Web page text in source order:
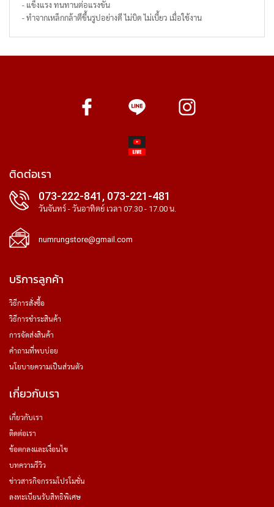
- แข็งแรง ทนทานต่อแรงขัน
- ทำจากเหล็กกล้าตีขึ้นรูปอย่างดี ไม่บิด ไม่เบี้ยว เมื่อใช้งาน
ติดต่อเรา
073-222-841, 073-221-481
วันจันทร์ - วันอาทิตย์ เวลา 07.30 - 17.00 น.
numrungstore@gmail.com
บริการลูกค้า
วิธีการสั่งซื้อ
วิธีการชำระสินค้า
การจัดส่งสินค้า
คำถามที่พบบ่อย
นโยบายความเป็นส่วนตัว
เกี่ยวกับเรา
เกี่ยวกับเรา
ติดต่อเรา
ข้อตกลงและเงื่อนไข
บทความรีวิว
ข่าวสารกิจกรรมโปรโมชั่น
ลงทะเบียนรับสิทธิพิเศษ